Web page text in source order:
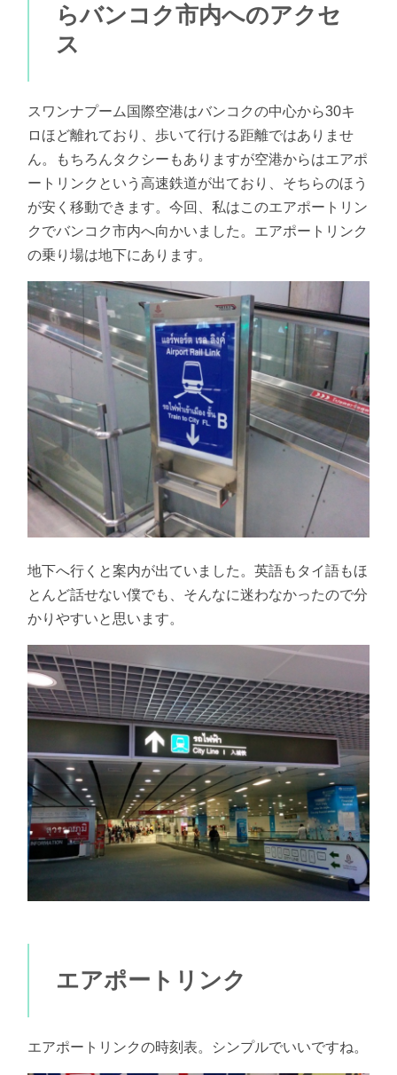
らバンコク市内へのアクセ
ス
スワンナプーム国際空港はバンコクの中心から30キ
ロほど離れており、歩いて行ける距離ではありませ
ん。もちろんタクシーもありますが空港からはエアポ
ートリンクという高速鉄道が出ており、そちらのほう
が安く移動できます。今回、私はこのエアポートリン
クでバンコク市内へ向かいました。エアポートリンク
の乗り場は地下にあります。
地下へ行くと案内が出ていました。英語もタイ語もほ
とんど話せない僕でも、そんなに迷わなかったので分
かりやすいと思います。
エアポートリンク
エアポートリンクの時刻表。シンプルでいいですね。